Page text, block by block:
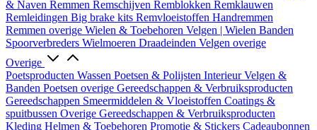
& Naven Remmen Remschijven Remblokken Remklauwen
Remleidingen Big brake kits Remvloeistoffen Handremmen
Remmen overige Wielen & Toebehoren Velgen | Wielen Banden
Spoorverbreders Wielmoeren Draadeinden Velgen overige
Overige
Poetsproducten Wassen Poetsen & Polijsten InterieurVelgen &
Banden Poetsen overige Gereedschappen & Verbruiksproducten
Gereedschappen Smeermiddelen & Vloeistoffen Coatings &
spuitbussen Overige Gereedschappen & Verbruiksproducten
Kleding Helmen & Toebehoren Promotie & Stickers Cadeaubonnen